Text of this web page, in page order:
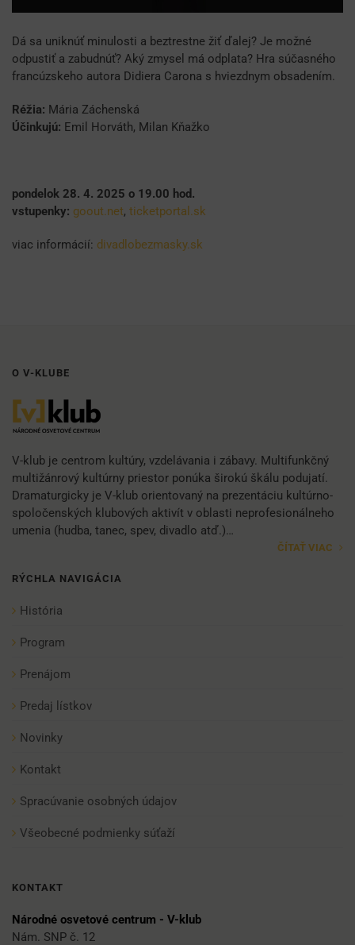
Dá sa uniknúť minulosti a beztrestne žiť ďalej? Je možné
odpustiť a zabudnúť? Aký zmysel má odplata? Hra súčasného
francúzskeho autora Didiera Carona s hviezdnym obsadením.
Réžia: Mária Záchenská
Účinkujú: Emil Horváth, Milan Kňažko
pondelok 28. 4. 2025 o 19.00 hod.
vstupenky: goout.net, ticketportal.sk
viac informácií: divadlobezmasky.sk
O V-KLUBE
V-klub je centrom kultúry, vzdelávania i zábavy. Multifunkčný
multižánrový kultúrny priestor ponúka širokú škálu podujatí.
Dramaturgicky je V-klub orientovaný na prezentáciu kultúrno-
spoločenských klubových aktivít v oblasti neprofesionálneho
umenia (hudba, tanec, spev, divadlo atď.)…
ČÍTAŤ VIAC
RÝCHLA NAVIGÁCIA
História
Program
Prenájom
Predaj lístkov
Novinky
Kontakt
Spracúvanie osobných údajov
Všeobecné podmienky súťaží
KONTAKT
Národné osvetové centrum - V-klub
Nám. SNP č. 12